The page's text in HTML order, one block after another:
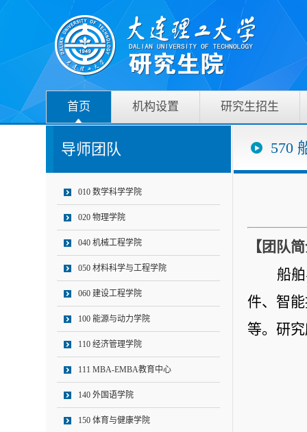
首页 机构设置 研究生招生
导师团队
010 数学科学学院
020 物理学院
040 机械工程学院
050 材料科学与工程学院
060 建设工程学院
100 能源与动力学院
110 经济管理学院
111 MBA-EMBA教育中心
140 外国语学院
150 体育与健康学院
570
【团队
船
件、智
等。研